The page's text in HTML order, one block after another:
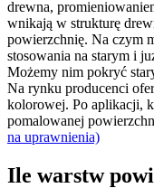
drewna,
wnikają w strukturę
powierzchnię. Na czym
stosowania na starym i
Możemy nim pokryć
Na rynku producenci
kolorowej. Po aplikacji,
pomalowanej
na uprawnienia)
Ile warstw